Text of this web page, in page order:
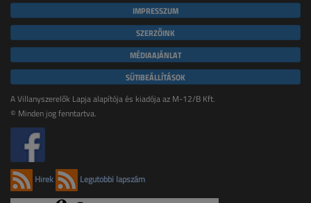
IMPRESSZUM
SZERZŐINK
MÉDIAAJÁNLAT
SÜTIBEÁLLÍTÁSOK
A Villanyszerelők Lapja alapítója és kiadója az M-12/B Kft.
© Minden jog fenntartva.
Hírek Legutóbbi lapszám